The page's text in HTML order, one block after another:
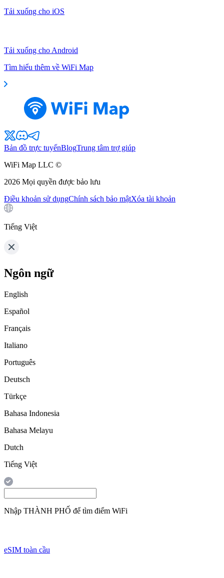
Tải xuống cho iOS
Tải xuống cho Android
Tìm hiểu thêm về WiFi Map
Bản đồ trực tuyếnBlogTrung tâm trợ giúp
WiFi Map LLC ©
2026 Mọi quyền được bảo lưu
Điều khoản sử dụngChính sách bảo mậtXóa tài khoản
Tiếng Việt
Ngôn ngữ
English
Español
Français
Italiano
Português
Deutsch
Türkçe
Bahasa Indonesia
Bahasa Melayu
Dutch
Tiếng Việt
Nhập THÀNH PHỐ để tìm điểm WiFi
eSIM toàn cầu